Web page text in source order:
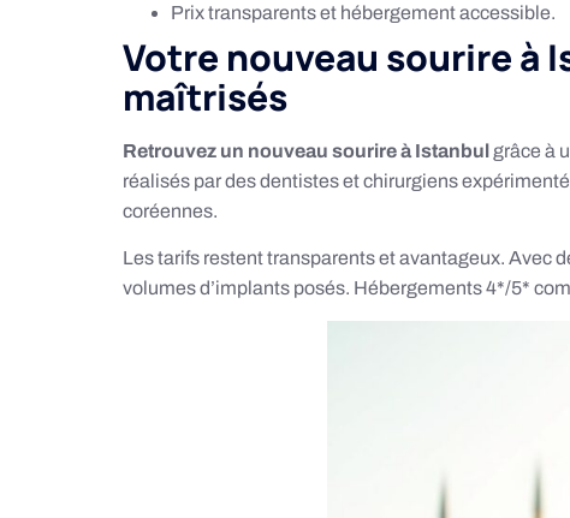
Prix transparents et hébergement accessible.
Votre nouveau sourire à
maîtrisés
Retrouvez un nouveau sourire à Istanbul grâce à
réalisés par des dentistes et chirurgiens
coréennes.
Les tarifs restent transparents et avantageux. Avec
volumes d’implants posés. Hébergements 4*/5*